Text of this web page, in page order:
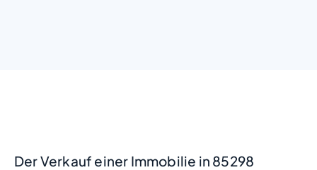
Der Verkauf einer Immobilie in 85298